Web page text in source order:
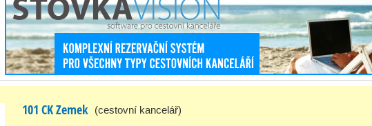
101 CK Zemek
(cestovní kancelář)